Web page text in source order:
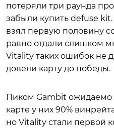
потеряли три раунда
забыли купить defuse
взял первую половину
равно отдали слишком
Vitality таких ошибок не
довели карту до победы.
Пиком Gambit ожидаемо
карте у них 90%
но Vitality стали первой